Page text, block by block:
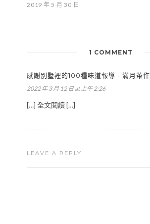
2019 年 5 月 30 日
1 COMMENT
感謝別墅裡的100種味道報導 - 滿月茶作
2022 年 3 月 12 日 at 上午 2:26
[…] 全文閱讀 […]
LEAVE A REPLY